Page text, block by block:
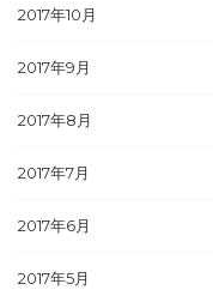
2017年10月
2017年9月
2017年8月
2017年7月
2017年6月
2017年5月